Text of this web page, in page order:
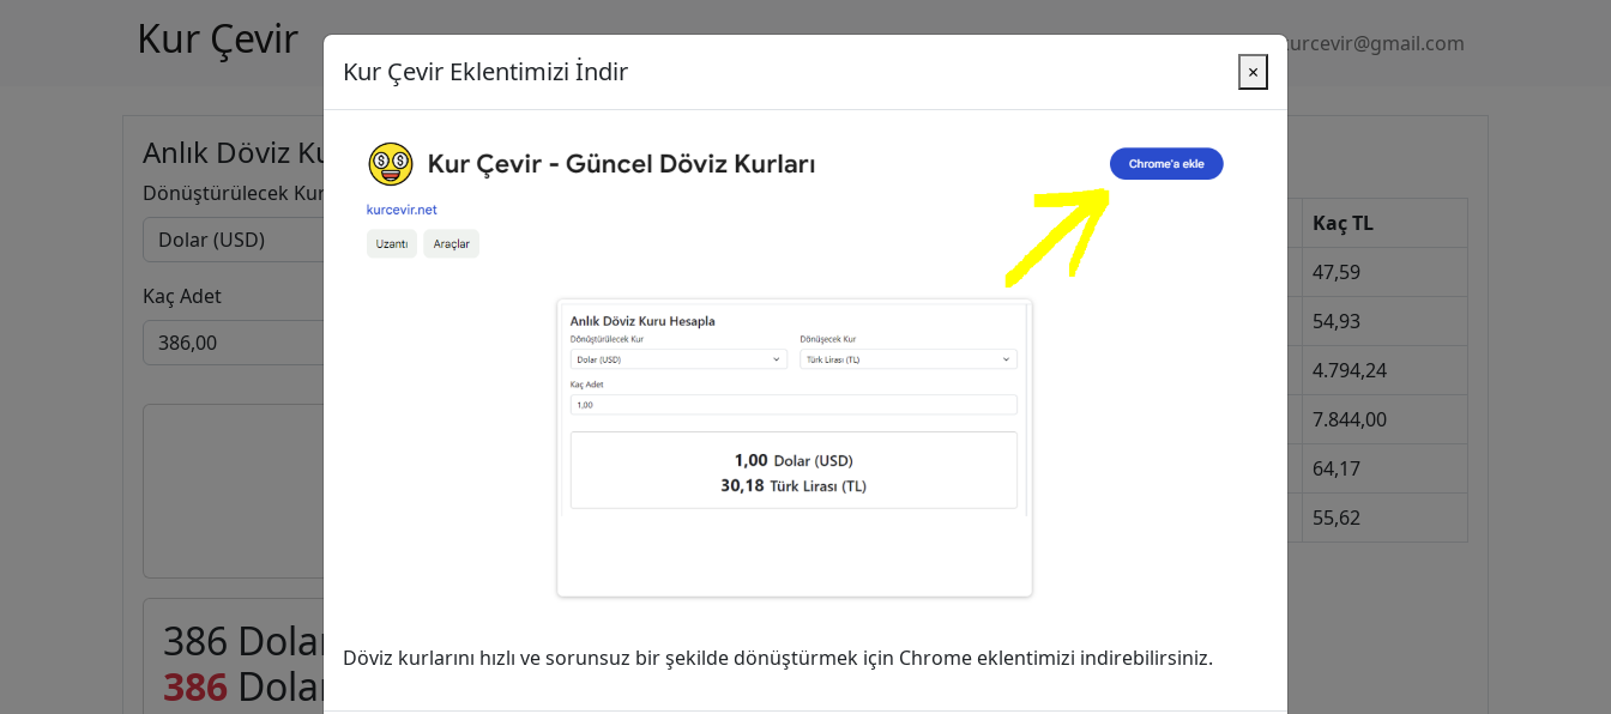
Kur Çevir Gizlilik Politikası kurcevir@gmail.com
Anlık Döviz Kuru Hesapla
Dönüştürülecek Kur
Kaç Adet
Dolar (USD)
386 Dolar (USD) kaç Türk Lirası (TL)?
386 Dolar Türk Lirası (TL)
Güncel Kurlar
Kur
Kaç TL
Dolar
47,59
54,93
4.794,24
7.844,00
64,17
55,62
Kur Çevir Eklentimizi İndir ×
Döviz kurlarını hızlı ve sorunsuz bir şekilde dönüştürmek için Chrome eklentimizi indirebilirsiniz.